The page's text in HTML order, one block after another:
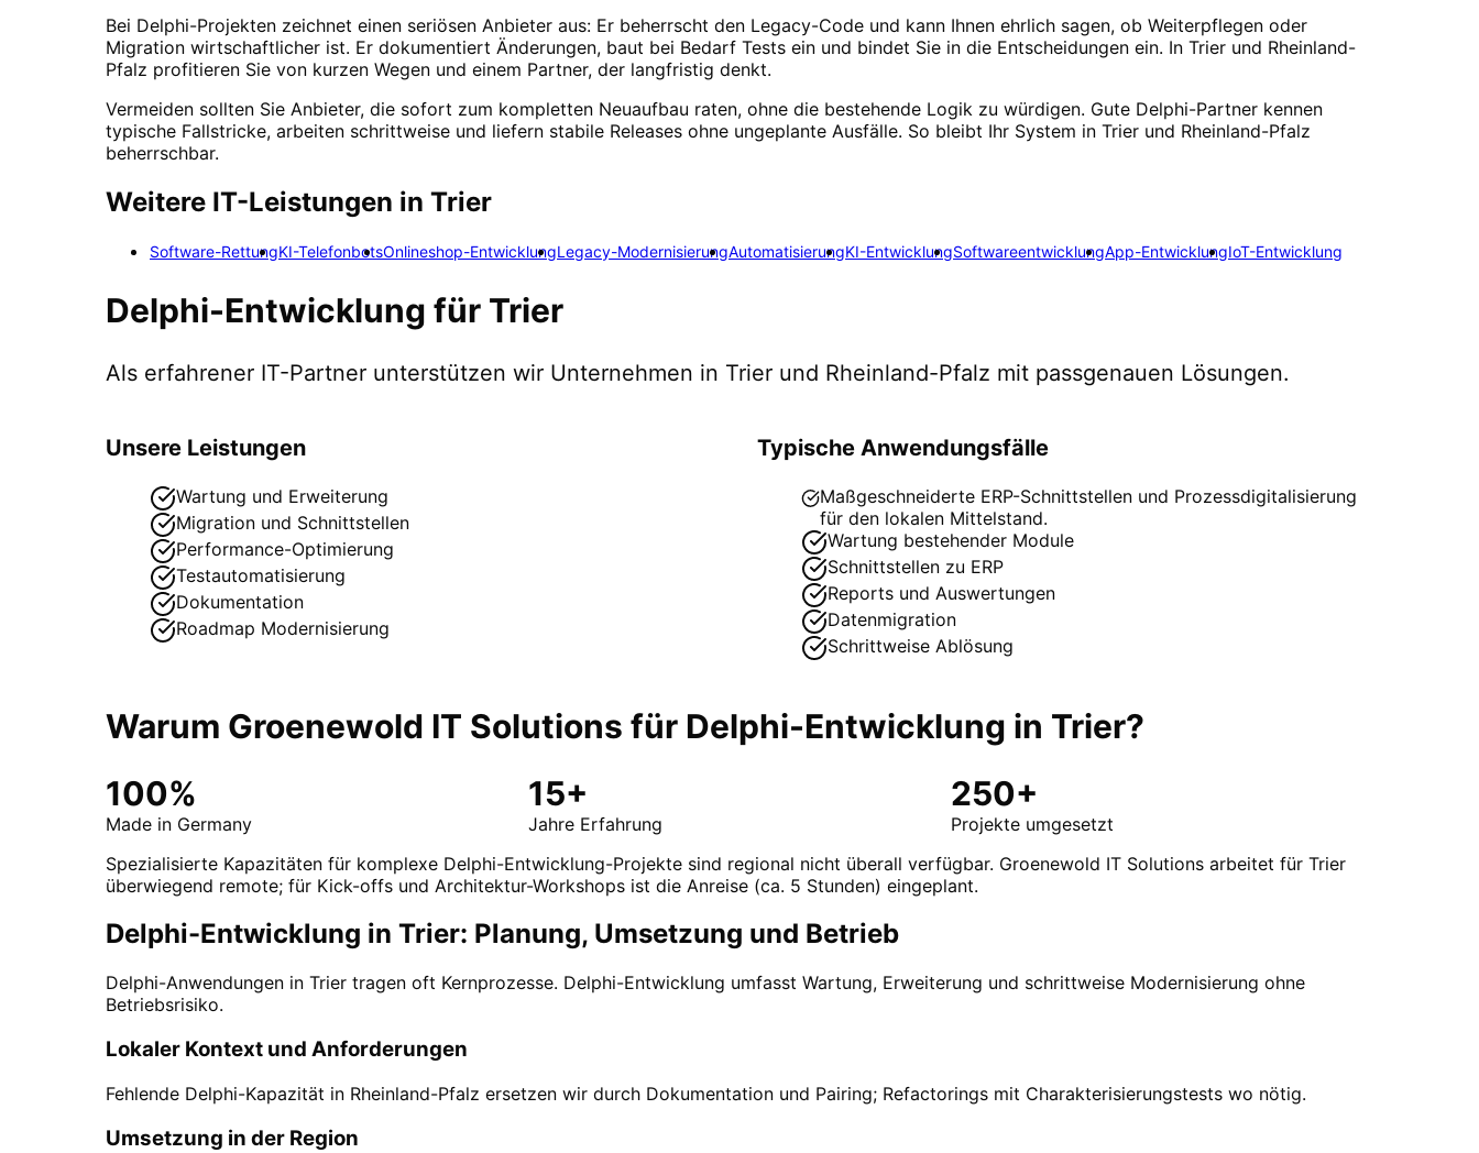
Bei Delphi-Projekten zeichnet einen seriösen Anbieter aus: Er beherrscht den Legacy-Code und kann Ihnen ehrlich sagen, ob Weiterpflegen oder
Migration wirtschaftlicher ist. Er dokumentiert Änderungen, baut bei Bedarf Tests ein und bindet Sie in die Entscheidungen ein. In Trier und Rheinland-
Pfalz profitieren Sie von kurzen Wegen und einem Partner, der langfristig denkt.
Vermeiden sollten Sie Anbieter, die sofort zum kompletten Neuaufbau raten, ohne die bestehende Logik zu würdigen. Gute Delphi-Partner kennen
typische Fallstricke, arbeiten schrittweise und liefern stabile Releases ohne ungeplante Ausfälle. So bleibt Ihr System in Trier und Rheinland-Pfalz
beherrschbar.
Weitere IT-Leistungen in Trier
Software-RettungKI-TelefonbotsOnlineshop-EntwicklungLegacy-ModernisierungAutomatisierungKI-EntwicklungSoftwareentwicklungApp-EntwicklungIoT-Entwicklung
Delphi-Entwicklung für Trier
Als erfahrener IT-Partner unterstützen wir Unternehmen in Trier und Rheinland-Pfalz mit passgenauen Lösungen.
Unsere Leistungen
Wartung und Erweiterung
Migration und Schnittstellen
Performance-Optimierung
Testautomatisierung
Dokumentation
Roadmap Modernisierung
Typische Anwendungsfälle
Maßgeschneiderte ERP-Schnittstellen und Prozessdigitalisierung
für den lokalen Mittelstand.
Wartung bestehender Module
Schnittstellen zu ERP
Reports und Auswertungen
Datenmigration
Schrittweise Ablösung
Warum Groenewold IT Solutions für Delphi-Entwicklung in Trier?
100%
Made in Germany
15+
Jahre Erfahrung
250+
Projekte umgesetzt
Spezialisierte Kapazitäten für komplexe Delphi-Entwicklung-Projekte sind regional nicht überall verfügbar. Groenewold IT Solutions arbeitet für Trier
überwiegend remote; für Kick-offs und Architektur-Workshops ist die Anreise (ca. 5 Stunden) eingeplant.
Delphi-Entwicklung in Trier: Planung, Umsetzung und Betrieb
Delphi-Anwendungen in Trier tragen oft Kernprozesse. Delphi-Entwicklung umfasst Wartung, Erweiterung und schrittweise Modernisierung ohne
Betriebsrisiko.
Lokaler Kontext und Anforderungen
Fehlende Delphi-Kapazität in Rheinland-Pfalz ersetzen wir durch Dokumentation und Pairing; Refactorings mit Charakterisierungstests wo nötig.
Umsetzung in der Region